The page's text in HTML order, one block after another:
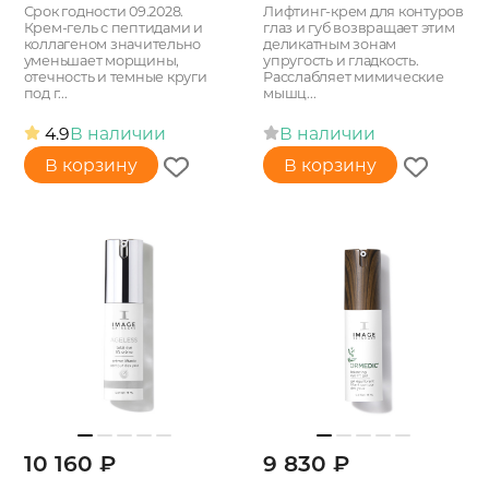
Срок годности 09.2028.
Крем-гель с пептидами и
коллагеном значительно
уменьшает морщины,
отечность и темные круги
под г...
4.9В наличии
В корзину
Лифтинг-крем для контуров
глаз и губ возвращает этим
деликатным зонам
упругость и гладкость.
Расслабляет мимические
мышц...
В наличии
В корзину
10 160 ₽ 9 830 ₽